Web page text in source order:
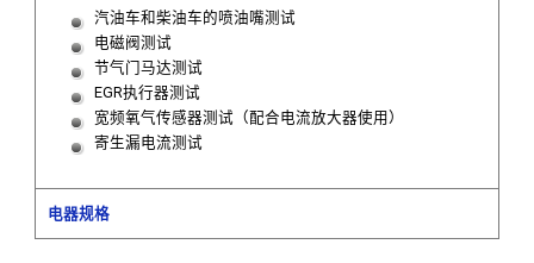
汽油车和柴油车的喷油嘴测试
电磁阀测试
节气门马达测试
EGR执行器测试
宽频氧气传感器测试（配合电流放大器使用）
寄生漏电流测试
电器规格